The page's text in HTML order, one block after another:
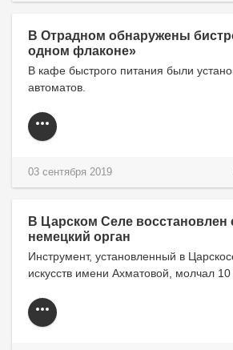
В Отрадном обнаружены
одном флаконе»
В кафе быстрого питания были
автоматов.
03 сентября 2019
В Царском Селе восстановлен
немецкий орган
Инструмент, установленный в
искусств имени Ахматовой, молчал 10